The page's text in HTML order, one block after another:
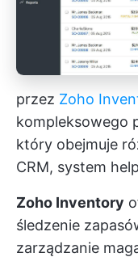
przez Zoho
kompleksowego
który obejmuje
CRM, system
Zoho Inventory
śledzenie
zarządzanie